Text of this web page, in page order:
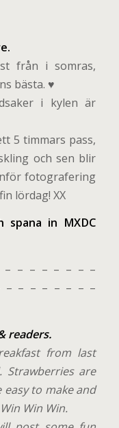
från i somras,
bästa. ♥
i kylen är
5 timmars pass,
och sen blir
fotografering
lördag! XX
spana in MXDC
– – – – – – –
– – – – – – –
readers.
from last
Strawberries are
easy to make and
Win Win.